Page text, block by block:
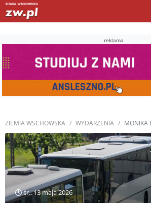
reklama
ZIEMIA WSCHOWSKA WYDARZENIA MONIKA
śr., 13 maja 2026